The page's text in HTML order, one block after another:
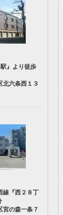
』より徒歩
北六条西１３
線『西２８丁
宮の森一条７